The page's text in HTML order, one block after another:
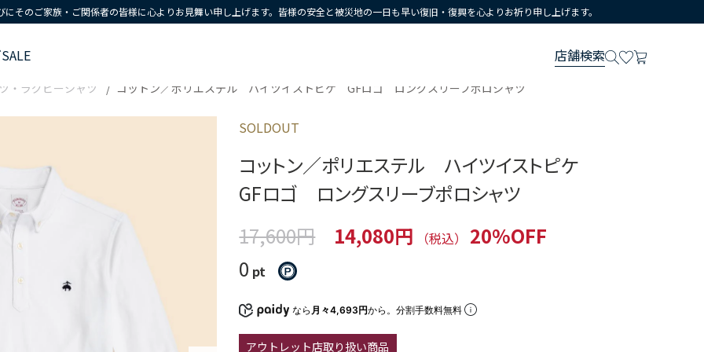
そのご家族・ご関係者の皆様に心よりお見舞い申し上げます。皆様の安全と被災地の一日も早い復旧・復興を心よりお祈り申し上げます。
SALE 店舗検索
・ラグビーシャツ コットン／ポリエステル ハイツイストピケ GFロゴ ロングスリーブポロシャツ
SOLDOUT
コットン／ポリエステル ハイツイストピケ
GFロゴ ロングスリーブポロシャツ
17,600円
14,080円 （税込）
20%OFF
0 pt
なら 月々4,693円から。分割手数料無料
アウトレット店取り扱い商品